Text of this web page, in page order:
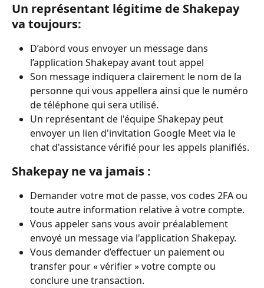
Un représentant légitime de Shakepay
va toujours:
D’abord vous envoyer un message dans
l’application Shakepay avant tout appel
Son message indiquera clairement le nom de la
personne qui vous appellera ainsi que le numéro
de téléphone qui sera utilisé.
Un représentant de l'équipe Shakepay peut
envoyer un lien d'invitation Google Meet via le
chat d'assistance vérifié pour les appels planifiés.
Shakepay ne va jamais :
Demander votre mot de passe, vos codes 2FA ou
toute autre information relative à votre compte.
Vous appeler sans vous avoir préalablement
envoyé un message via l'application Shakepay.
Vous demander d’effectuer un paiement ou
transfer pour « vérifier » votre compte ou
conclure une transaction.